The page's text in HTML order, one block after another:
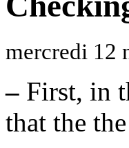
mercredi 12
– First, in
that the